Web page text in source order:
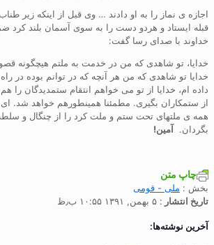
اجازه ی نماز را به او دادند … وی قبل از اینکه زیر طناب
قبله ایستاد و هردو دست را به سوی آسمان بلند
خداوند با صدای رسا گفت:
خدایا، تو شاهدی که من در خدمت به ملتم هیچگونه
خدایا تو شاهدی که من هر آنچه که در توانم بوده در
داده ام، خدایا از تو می خواهم انتقام ستمدیدگان را
از ستمکاران بگیری. مطمئنا همینطورهم خواهد شد. ای
همه ی ملتهای تحت ستم و ملت کرد را از چنگال و
بگردان. آمین!
چاپ متن
بخش : ملی - قومی
تاریخ انتشار : ۵ بهمن, ۱۳۹۱ ۱۰:۵۵ ب٫ظ
آخرین نوشته‌ها: